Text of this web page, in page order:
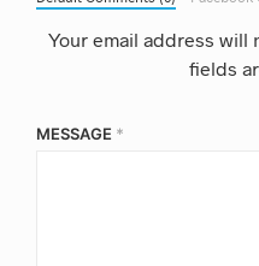
Your email address will
fields
MESSAGE *